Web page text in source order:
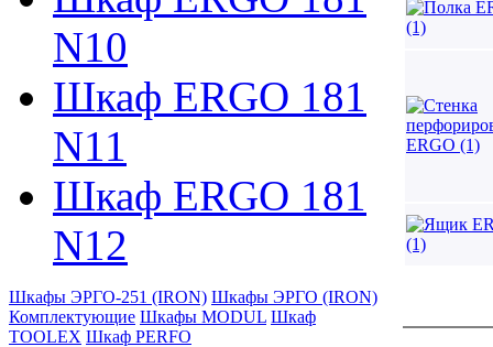
N10
Шкаф ERGO 181
N11
Шкаф ERGO 181
N12
Шкафы ЭРГО-251 (IRON) Шкафы ЭРГО (IRON)
Комплектующие Шкафы MODUL Шкаф
TOOLEX Шкаф PERFO